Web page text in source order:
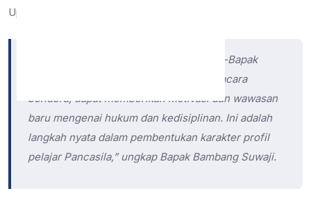
Upacara pada hari Senin.
“Kami sangat berharap kehadiran Bapak-Bapak
polisi di tengah siswa, misalnya saat upacara
bendera, dapat memberikan motivasi dan wawasan
baru mengenai hukum dan kedisiplinan. Ini adalah
langkah nyata dalam pembentukan karakter profil
pelajar Pancasila,”ungkap Bapak Bambang Suwaji.